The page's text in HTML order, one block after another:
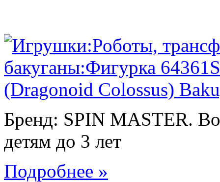
Бренд: SPIN MASTER.
детям до 3 лет
Подробнее »